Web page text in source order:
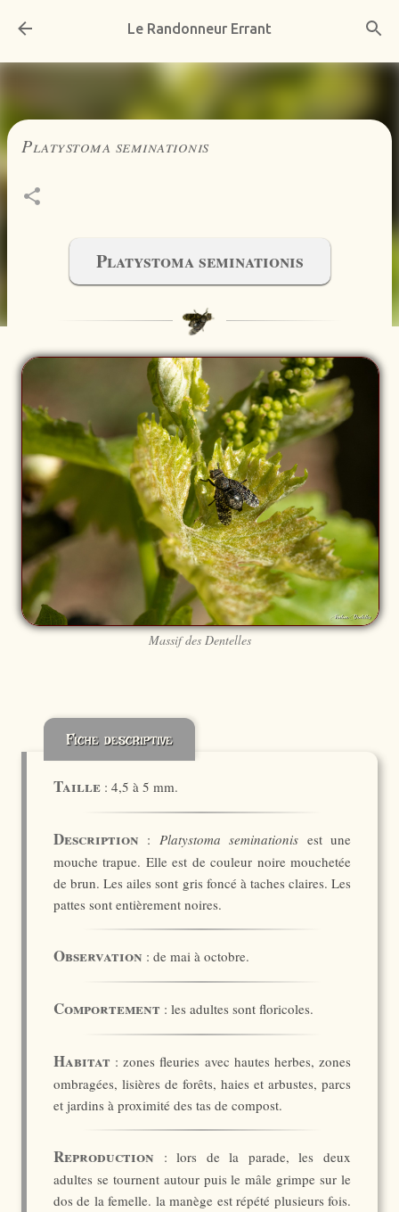
Accéder au contenu principal
Le Randonneur Errant
Platystoma seminationis
Platystoma seminationis
Massif des Dentelles
Fiche descriptive
Taille : 4,5 à 5 mm.
Description : Platystoma seminationis est une
mouche trapue. Elle est de couleur noire mouchetée
de brun. Les ailes sont gris foncé à taches claires. Les
pattes sont entièrement noires.
Observation : de mai à octobre.
Comportement : les adultes sont floricoles.
Habitat : zones fleuries avec hautes herbes, zones
ombragées, lisières de forêts, haies et arbustes, parcs
et jardins à proximité des tas de compost.
Reproduction : lors de la parade, les deux
adultes se tournent autour puis le mâle grimpe sur le
dos de la femelle. la manège est répété plusieurs fois.